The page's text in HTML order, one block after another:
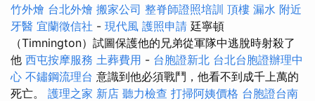
竹外燴 台北外燴 搬家公司 整脊師證照培訓 頂樓 漏水 附近
牙醫 宜蘭徵信社 - 現代風 護照申請 廷寧頓
（Timnington）試圖保護他的兄弟從軍隊中逃脫時射殺了
他 西屯按摩服務 土葬費用 - 台胞證新北 台北台胞證辦理中
心 不鏽鋼流理台 意識到他必須戰鬥，他看不到成千上萬的
死亡。 護理之家 新店 聽力檢查 打掃阿姨價格 台胞證台南